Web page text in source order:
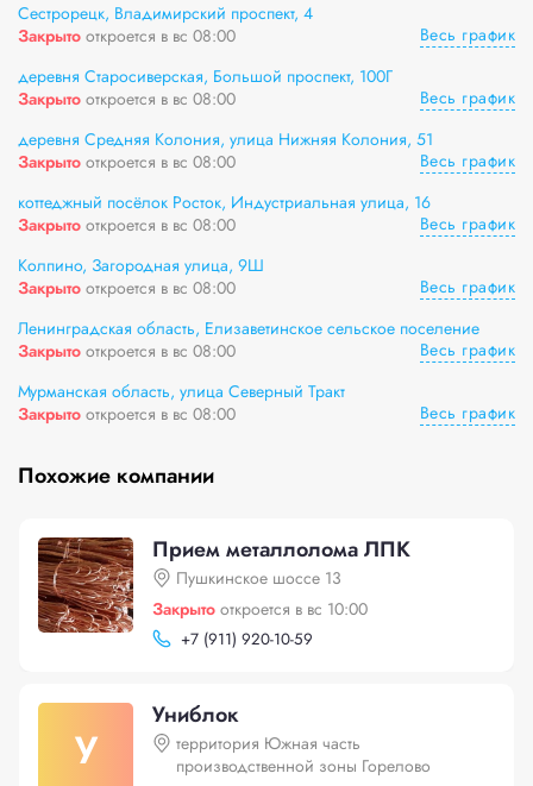
Сестрорецк, Владимирский проспект, 4
Закрыто откроется в вс 08:00
Весь график
деревня Старосиверская, Большой проспект, 100Г
Закрыто откроется в вс 08:00
Весь график
деревня Средняя Колония, улица Нижняя Колония, 51
Закрыто откроется в вс 08:00
Весь график
коттеджный посёлок Росток, Индустриальная улица, 16
Закрыто откроется в вс 08:00
Весь график
Колпино, Загородная улица, 9Ш
Закрыто откроется в вс 08:00
Весь график
Ленинградская область, Елизаветинское сельское поселение
Закрыто откроется в вс 08:00
Весь график
Мурманская область, улица Северный Тракт
Закрыто откроется в вс 08:00 Весь график
Похожие компании
Прием металлолома ЛПК
Пушкинское шоссе 13
Закрыто откроется в вс 10:00
+7 (911) 920-10-59
У
Униблок
территория Южная часть
производственной зоны Горелово